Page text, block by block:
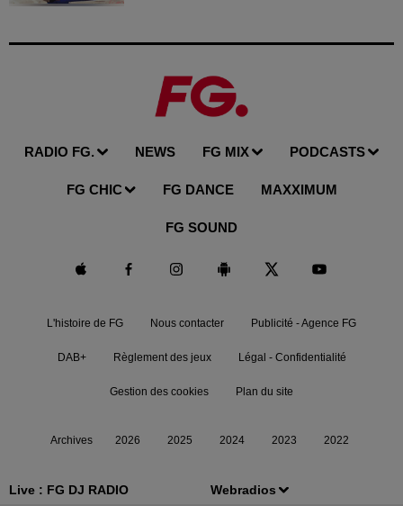
Live : FG DJ RADIO Webradios
RADIO FG. NEWS FG MIX PODCASTS
FG CHIC FG DANCE MAXXIMUM
FG SOUND
L'histoire de FG Nous contacter Publicité - Agence FG
DAB+ Règlement des jeux Légal - Confidentialité
Gestion des cookies Plan du site
Archives 2026 2025 2024 2023 2022